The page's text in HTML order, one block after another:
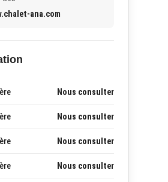
ana.com
Nous consulter
Nous consulter
Nous consulter
Nous consulter